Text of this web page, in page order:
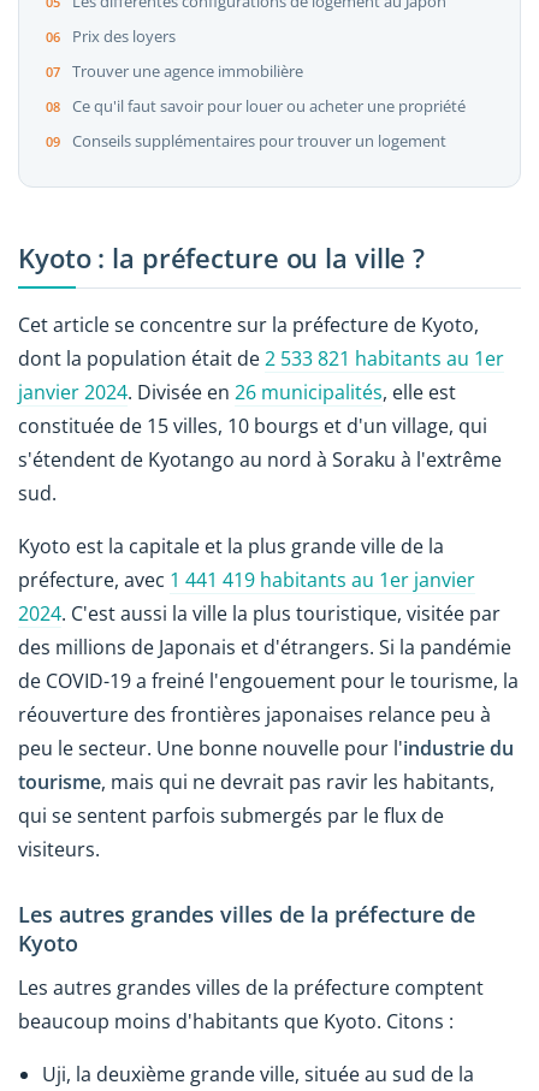
Prix des loyers
Trouver une agence immobilière
Ce qu'il faut savoir pour louer ou acheter une propriété
Conseils supplémentaires pour trouver un logement
Kyoto : la préfecture ou la ville ?
Cet article se concentre sur la préfecture de Kyoto,
dont la population était de2 533 821 habitants au 1er
janvier 2024. Divisée en 26 municipalités, elle est
constituée de 15 villes, 10 bourgs et d'un village, qui
s'étendent de Kyotango au nord à Soraku à l'extrême
sud.
Kyoto est la capitale et la plus grande ville de la
préfecture, avec 1 441 419 habitants au 1er janvier
2024. C'est aussi la ville la plus touristique, visitée par
des millions de Japonais et d'étrangers. Si la pandémie
de COVID-19 a freiné l'engouement pour le tourisme, la
réouverture des frontières japonaises relance peu à
peu le secteur. Une bonne nouvelle pour l'industrie du
tourisme, mais qui ne devrait pas ravir les habitants,
qui se sentent parfois submergés par le flux de
visiteurs.
Les autres grandes villes de la préfecture de
Kyoto
Les autres grandes villes de la préfecture comptent
beaucoup moins d'habitants que Kyoto. Citons :
Uji, la deuxième grande ville, située au sud de la